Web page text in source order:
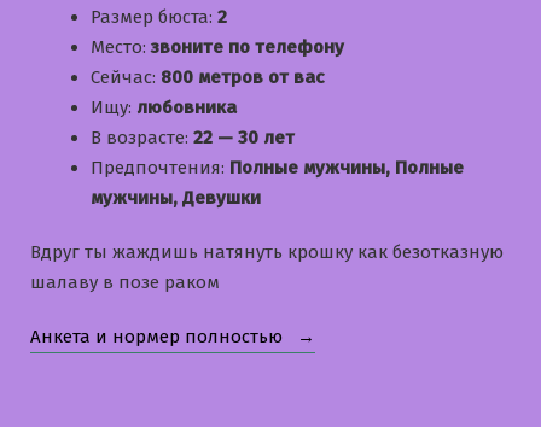
Размер бюста: 2
Место:звоните по телефону
Сейчас: 800 метров от вас
Ищу: любовника
В возрасте: 22 — 30 лет
Предпочтения: Полные мужчины, Полные
мужчины, Девушки
Вдруг ты жаждишь натянуть крошку как безотказную
шалаву в позе раком
Анкета и нормер полностью «Наденька»